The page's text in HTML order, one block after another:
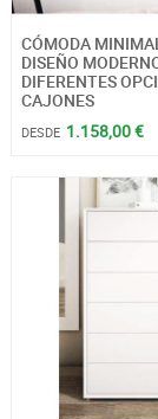
CÓMODA
DISEÑO
DIFERENTES
CAJONES
DESDE 1.158,00 €